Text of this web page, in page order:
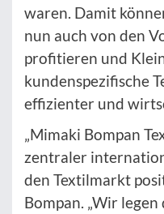
waren. Damit
nun auch von den
profitieren und
kundenspezifische
effizienter und
„Mimaki Bompan
zentraler
den Textilmarkt
Bompan. „Wir